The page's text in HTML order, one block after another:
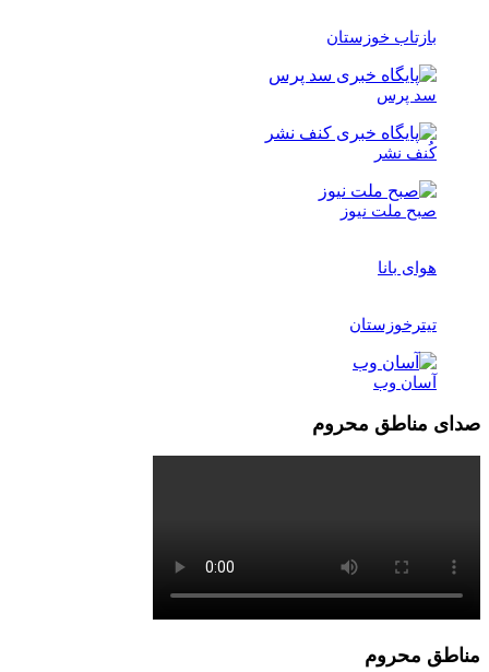
بازتاب خوزستان
سد پرس
کُنف نشر
صبح ملت نیوز
هوای بانا
تیترخوزستان
آسان وب
صدای مناطق محروم
مناطق محروم